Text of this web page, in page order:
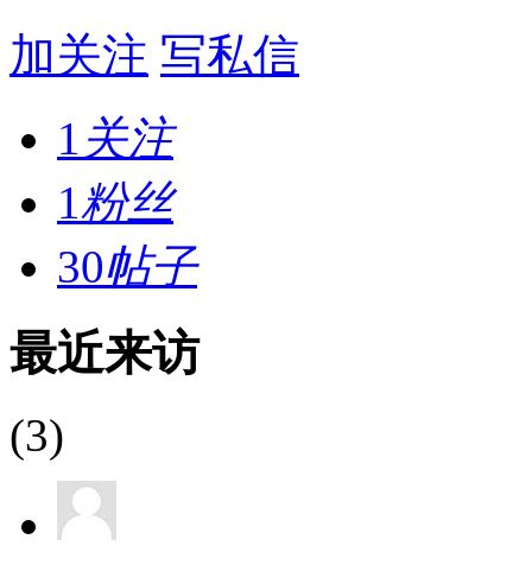
加关注 写私信
1 关注
1粉丝
30帖子
最近来访
(3)